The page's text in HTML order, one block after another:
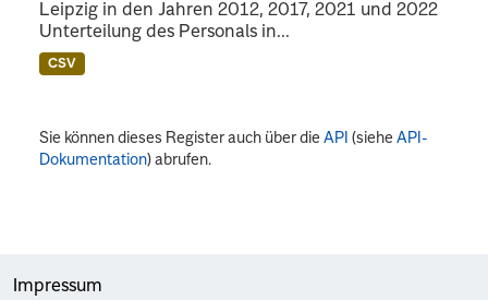
Leipzig in den Jahren 2012, 2017, 2021 und 2022
Unterteilung des Personals in...
CSV
Sie können dieses Register auch über dieAPI (sieheAPI-
Dokumentation) abrufen.
Impressum